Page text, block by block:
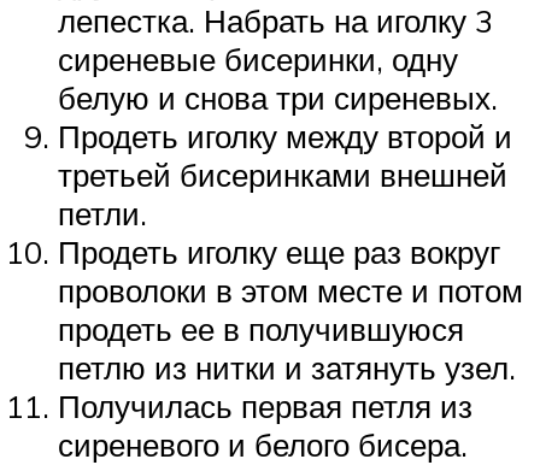
лепестка. Набрать на иголку 3
сиреневые бисеринки, одну
белую и снова три сиреневых.
Продеть иголку между второй и
третьей бисеринками внешней
петли.
Продеть иголку еще раз вокруг
проволоки в этом месте и потом
продеть ее в получившуюся
петлю из нитки и затянуть узел.
Получилась первая петля из
сиреневого и белого бисера.